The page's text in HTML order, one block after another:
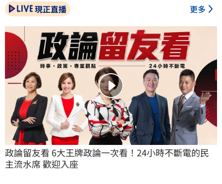
現正直播 更多
政論留友看 6大王牌政論一次看！24小時不斷電的民
主流水席 歡迎入座